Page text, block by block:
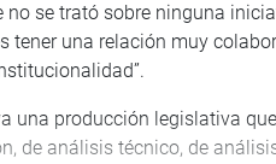
se trató sobre ninguna
tener una relación muy
una producción legislativa
de análisis técnico, de